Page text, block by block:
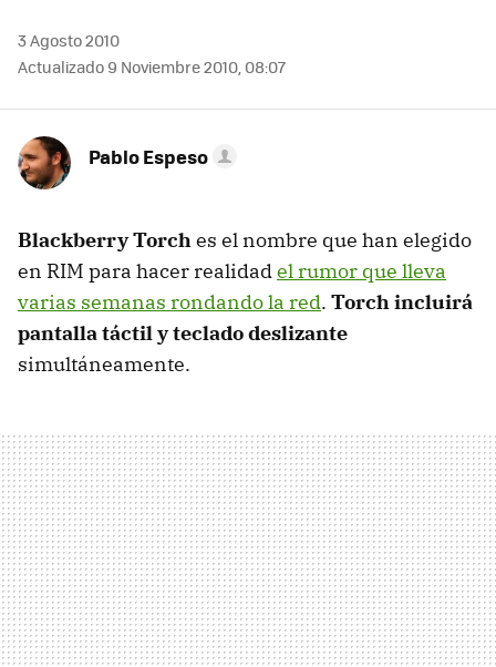
3 Agosto 2010
Actualizado 9 Noviembre 2010, 08:07
Pablo Espeso
Blackberry Torches el nombre que han elegido
en RIM para hacer realidadel rumor que lleva
varias semanas rondando la red. Torch incluirá
pantalla táctil y teclado deslizante
simultáneamente.